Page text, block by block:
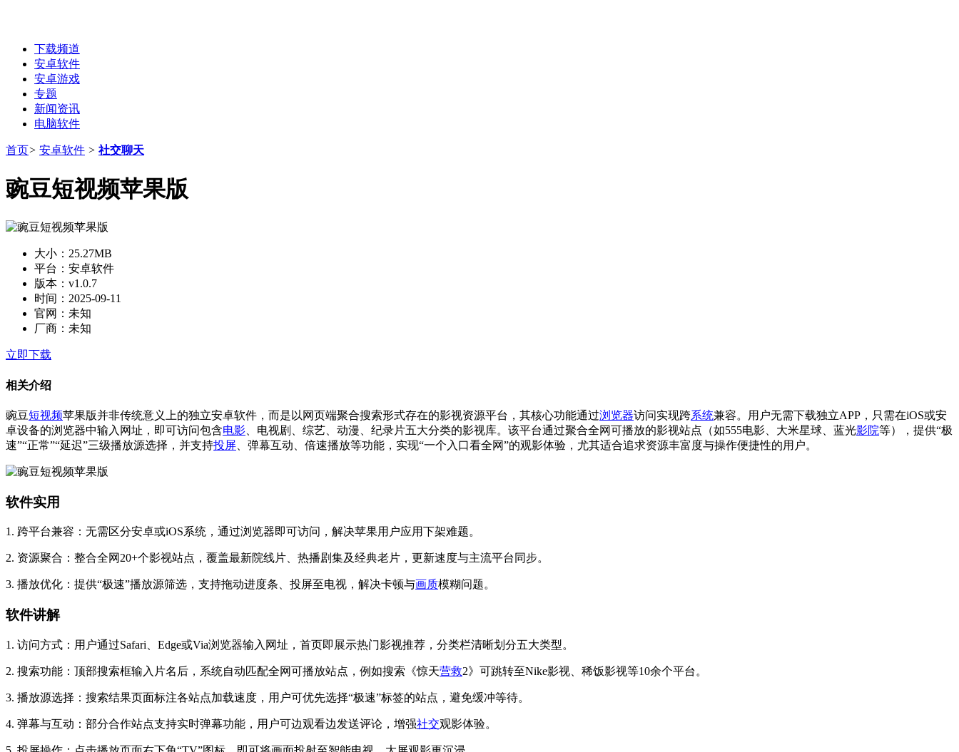
下载频道
安卓软件
安卓游戏
专题
新闻资讯
电脑软件
首页> 安卓软件 > 社交聊天
豌豆短视频苹果版
大小： 25.27MB
平台： 安卓软件
版本： v1.0.7
时间： 2025-09-11
官网： 未知
厂商： 未知
立即下载
相关介绍
豌豆短视频苹果版并非传统意义上的独立安卓软件，而是以网页端聚合搜索形式存在的影视资源平台，其核心功能通过浏览器访问实现跨系统兼容。用户无需下载独立APP，只需在iOS或安
卓设备的浏览器中输入网址，即可访问包含电影 、电视剧、综艺、动漫、纪录片五大分类的影视库。该平台通过聚合全网可播放的影视站点（如555电影、大米星球、蓝光影院等），提供“极
速”“正常”“延迟”三级播放源选择，并支持投屏 、弹幕互动、倍速播放等功能，实现“一个入口看全网”的观影体验，尤其适合追求资源丰富度与操作便捷性的用户。
软件实用
1. 跨平台兼容：无需区分安卓或iOS系统，通过浏览器即可访问，解决苹果用户应用下架难题。
2. 资源聚合：整合全网20+个影视站点，覆盖最新院线片、热播剧集及经典老片，更新速度与主流平台同步。
3. 播放优化：提供“极速”播放源筛选，支持拖动进度条、投屏至电视，解决卡顿与画质模糊问题。
软件讲解
1. 访问方式：用户通过Safari、Edge或Via浏览器输入网址，首页即展示热门影视推荐，分类栏清晰划分五大类型。
2. 搜索功能：顶部搜索框输入片名后，系统自动匹配全网可播放站点，例如搜索《惊天营救2》可跳转至Nike影视、稀饭影视等10余个平台。
3. 播放源选择：搜索结果页面标注各站点加载速度，用户可优先选择“极速”标签的站点，避免缓冲等待。
4. 弹幕与互动：部分合作站点支持实时弹幕功能，用户可边观看边发送评论，增强社交观影体验。